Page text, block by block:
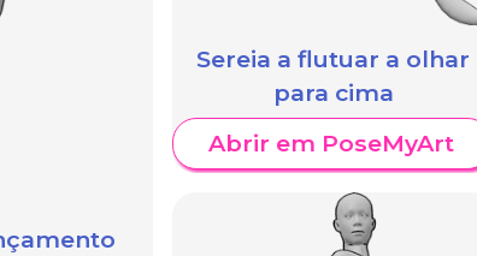
Sereia a flutuar a olhar
para cima
Abrir em PoseMyArt